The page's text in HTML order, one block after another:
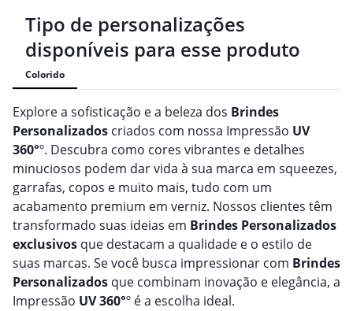
Tipo de personalizações
disponíveis para esse produto
Colorido
Explore a sofisticação e a beleza dos Brindes
Personalizados criados com nossa Impressão UV
360°º. Descubra como cores vibrantes e detalhes
minuciosos podem dar vida à sua marca em squeezes,
garrafas, copos e muito mais, tudo com um
acabamento premium em verniz. Nossos clientes têm
transformado suas ideias em Brindes Personalizados
exclusivos que destacam a qualidade e o estilo de
suas marcas. Se você busca impressionar com Brindes
Personalizados que combinam inovação e elegância, a
Impressão UV 360°º é a escolha ideal.